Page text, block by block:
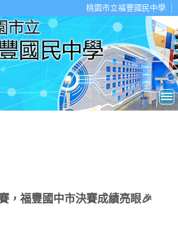
桃園市立福豐國民中學
，福豐國中市決賽成績亮眼🎉